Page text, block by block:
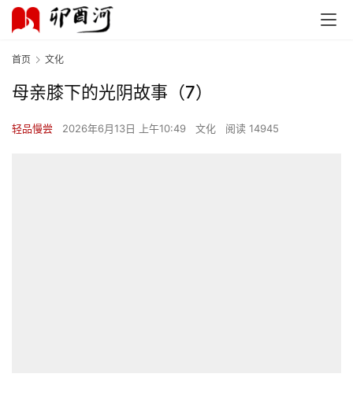
首页 文化
母亲膝下的光阴故事（7）
轻品慢尝 2026年6月13日 上午10:49 文化 阅读 14945